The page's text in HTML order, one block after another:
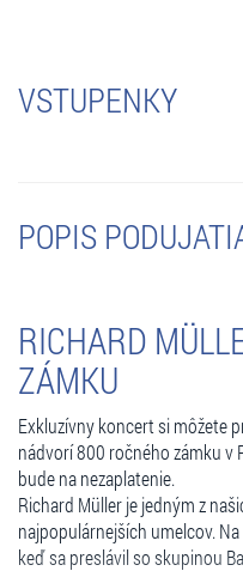
VSTUPENKY
POPIS
RICHARD
ZÁMKU
Exkluzívny koncert si môžete
nádvorí 800 ročného zámku v
bude na nezaplatenie.
Richard Müller je jedným z
najpopulárnejších umelcov.
keď sa preslávil so skupinou